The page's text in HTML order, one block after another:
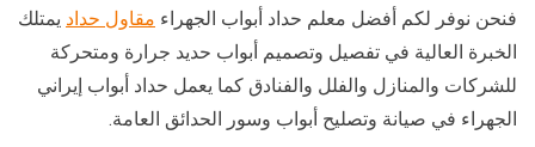
فنحن نوفر لكم أفضل معلم حداد أبواب الجهراء مقاول حداد يمتلك
الخبرة العالية في تفصيل وتصميم أبواب حديد جرارة ومتحركة
للشركات والمنازل والفلل والفنادق كما يعمل حداد أبواب إيراني
الجهراء في صيانة وتصليح أبواب وسور الحدائق العامة.